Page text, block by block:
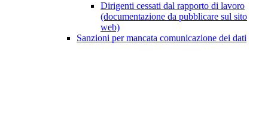
Dirigenti cessati dal rapporto di lavoro
(documentazione da pubblicare sul sito
web)
Sanzioni per mancata comunicazione dei dati